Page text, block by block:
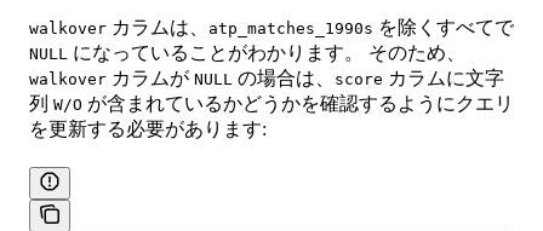
walkover カラムは、 atp_matches_1990s を除くすべてで
NULL になっていることがわかります。 そのため、
walkover カラムが NULL の場合は、 score カラムに文字
列 W/O が含まれているかどうかを確認するようにクエリ
を更新する必要があります: